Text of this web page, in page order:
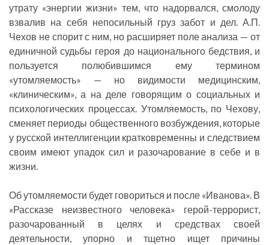
утрату «энергии жизни» тем, что надорвался, смолоду
взвалив на себя непосильный груз забот и дел. А.П.
Чехов не спорит с ним, но расширяет поле анализа — от
единичной судьбы героя до национального бедствия, и
пользуется полюбившимся ему термином
«утомляемость» — но видимости медицинским,
«клиническим», а на деле говорящим о социальных и
психологических процессах. Утомляемость, по Чехову,
сменяет периоды общественного возбуждения, которые
у русской интеллигенции кратковременны и следствием
своим имеют упадок сил и разочарование в себе и в
жизни.
Об утомляемости будет говориться и после «Иванова». В
«Рассказе неизвестного человека» герой-террорист,
разочарованный в целях и средствах своей
деятельности, упорно и тщетно ищет причины